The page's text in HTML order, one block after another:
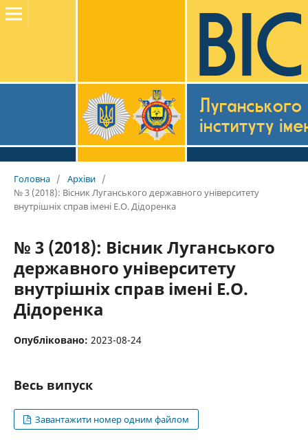
Головна / Архіви /
№ 3 (2018): Вісник Луганського державного університету
внутрішніх справ імені Е.О. Дідоренка
№ 3 (2018): Вісник Луганського
державного університету
внутрішніх справ імені Е.О.
Дідоренка
Опубліковано: 2023-08-24
Весь випуск
Завантажити номер одним файлом